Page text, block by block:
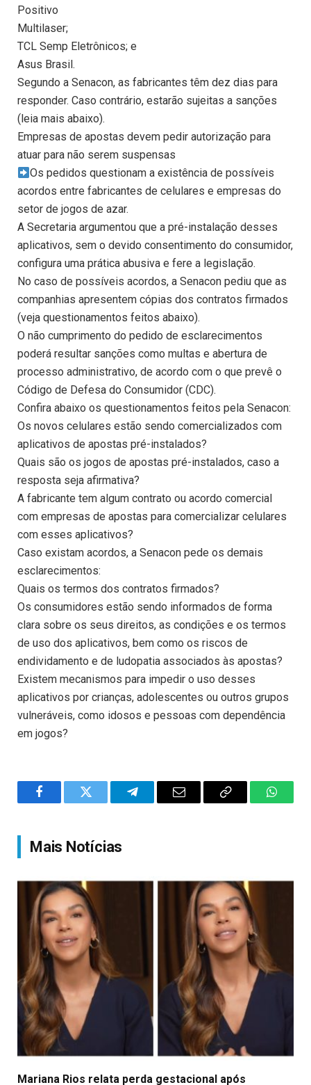
Positivo
Multilaser;
TCL Semp Eletrônicos; e
Asus Brasil.
Segundo a Senacon, as fabricantes têm dez dias para
responder. Caso contrário, estarão sujeitas a sanções
(leia mais abaixo).
Empresas de apostas devem pedir autorização para
atuar para não serem suspensas
Os pedidos questionam a existência de possíveis
acordos entre fabricantes de celulares e empresas do
setor de jogos de azar.
A Secretaria argumentou que a pré-instalação desses
aplicativos, sem o devido consentimento do consumidor,
configura uma prática abusiva e fere a legislação.
No caso de possíveis acordos, a Senacon pediu que as
companhias apresentem cópias dos contratos firmados
(veja questionamentos feitos abaixo).
O não cumprimento do pedido de esclarecimentos
poderá resultar sanções como multas e abertura de
processo administrativo, de acordo com o que prevê o
Código de Defesa do Consumidor (CDC).
Confira abaixo os questionamentos feitos pela Senacon:
Os novos celulares estão sendo comercializados com
aplicativos de apostas pré-instalados?
Quais são os jogos de apostas pré-instalados, caso a
resposta seja afirmativa?
A fabricante tem algum contrato ou acordo comercial
com empresas de apostas para comercializar celulares
com esses aplicativos?
Caso existam acordos, a Senacon pede os demais
esclarecimentos:
Quais os termos dos contratos firmados?
Os consumidores estão sendo informados de forma
clara sobre os seus direitos, as condições e os termos
de uso dos aplicativos, bem como os riscos de
endividamento e de ludopatia associados às apostas?
Existem mecanismos para impedir o uso desses
aplicativos por crianças, adolescentes ou outros grupos
vulneráveis, como idosos e pessoas com dependência
em jogos?
FacebookTwitter TelegramEmail
Copy
Mais Notícias
Mariana Rios relata perda gestacional após